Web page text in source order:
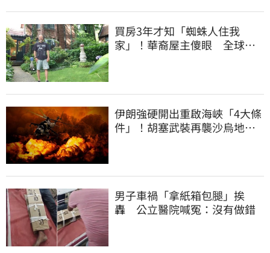
買房3年才知「蜘蛛人住我
家」！華裔屋主傻眼 全球童
伊朗強硬開出重啟海峽「4大條
件」！胡塞武裝再襲沙烏地阿
男子車禍「拿紙箱包腿」挨
轟 公立醫院喊冤：沒有做錯